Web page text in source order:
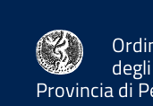
Provincia di